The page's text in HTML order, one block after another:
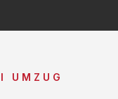
UMZUG